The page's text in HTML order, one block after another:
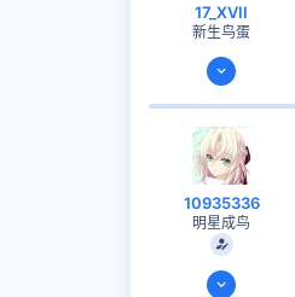
17_XVII
新生鸟蛋
2020-08-08
10935336
明星成鸟
2020-08-07